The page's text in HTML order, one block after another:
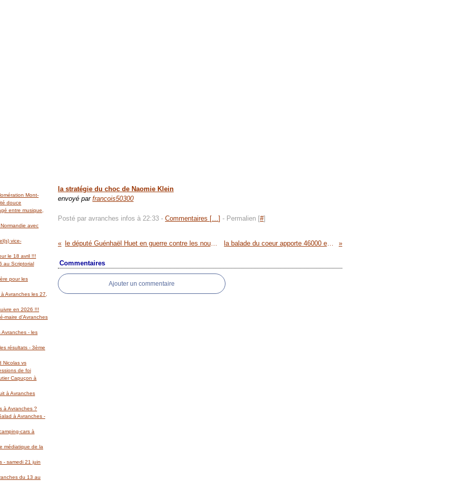
Mont-
douce
entre musique,
avec
vice-
le 18 avril !!!
au Scriptorial
pour les
Avranches les 27,
en 2026 !!!
maire d'Avranches
- les
résultats - 3ème
Nicolas vs
de foi
Capuçon à
à Avranches
à Avranches ?
à Avranches -
cars à
médiatique de la
- samedi 21 juin
du 13 au
la stratégie du choc de Naomie Klein
envoyé par francois50300
Posté par avranches infos à 22:33 - Commentaires […] - Permalien [#]
le député Guénhaël Huet en guerre contre les nouvelles plaques d'immatriculation la balade du coeur apporte 46000 euros aux restos du coeur
Commentaires
Ajouter un commentaire